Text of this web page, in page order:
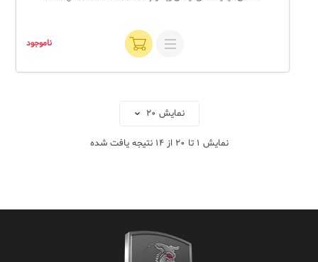
ناموجود
نمایش 1 تا 20 از14 نتیجه یافت شده